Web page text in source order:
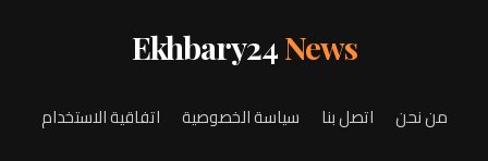
Ekhbary24News
من نحن اتصل بنا سياسة الخصوصية اتفاقية الاستخدام